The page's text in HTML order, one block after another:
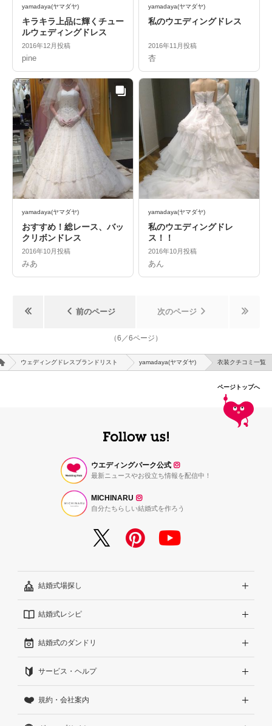
yamadaya(ヤマダヤ)
キラキラ上品に輝くチュー
ルウェディングドレス
2016年12月投稿
pine
yamadaya(ヤマダヤ)
私のウエディングドレス
2016年11月投稿
杏
yamadaya(ヤマダヤ)
おすすめ！総レース、バッ
クリボンドレス
2016年10月投稿
みあ
yamadaya(ヤマダヤ)
私のウエディングドレ
ス！！
2016年10月投稿
あん
前のページ 次のページ
（6 ／6ページ）
ウェディングドレスブランドリスト yamadaya(ヤマダヤ) 衣装クチコミ一覧
ページトップへ
ウエディングパーク公式
最新ニュースやお役立ち情報を配信中！
MICHINARU
自分たちらしい結婚式を作ろう
結婚式場探し
エリアから探す
こだわりから探す
雰囲気から探す
見積りから探す
結婚式レシピ
結婚式準備レポート『ハナレポ』
結婚式当日の動画『ムビレポ』
結婚式のダンドリ
結婚準備ガイド
Wedding Park Magazine
サービス・ヘルプ
サイトコンセプト
規約・会社案内